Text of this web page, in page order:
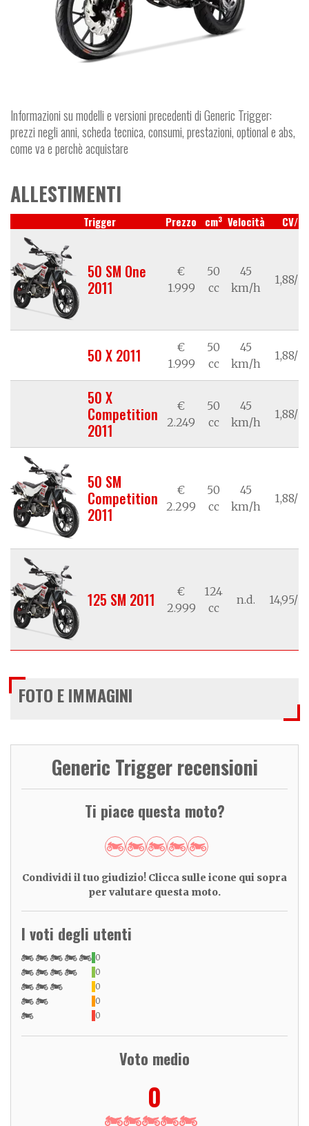
Informazioni su modelli e versioni precedenti di Generic Trigger:
prezzi negli anni, scheda tecnica, consumi, prestazioni, optional e abs,
come va e perchè acquistare
ALLESTIMENTI
Trigger Prezzo cm3 Velocità CV/
50 SM One
2011
€
1.999
50
cc
45
km/h
1,88/
50 X 2011
€
1.999
50
cc
45
km/h
1,88/
50 X
Competition
2011
€
2.249
50
cc
45
km/h
1,88/
50 SM
Competition
2011
€
2.299
50
cc
45
km/h
1,88/
125 SM 2011
€
2.999
124
cc
n.d. 14,95/
FOTO E IMMAGINI
Generic Trigger recensioni
Ti piace questa moto?
Condividi il tuo giudizio! Clicca sulle icone qui sopra
per valutare questa moto.
I voti degli utenti
0
0
0
0
0
Voto medio
0